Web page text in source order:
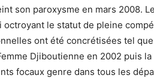
son paroxysme en mars 2008.
le statut de pleine
ont été concrétisées tel que
Djiboutienne en 2002 puis
focaux genre dans tous les